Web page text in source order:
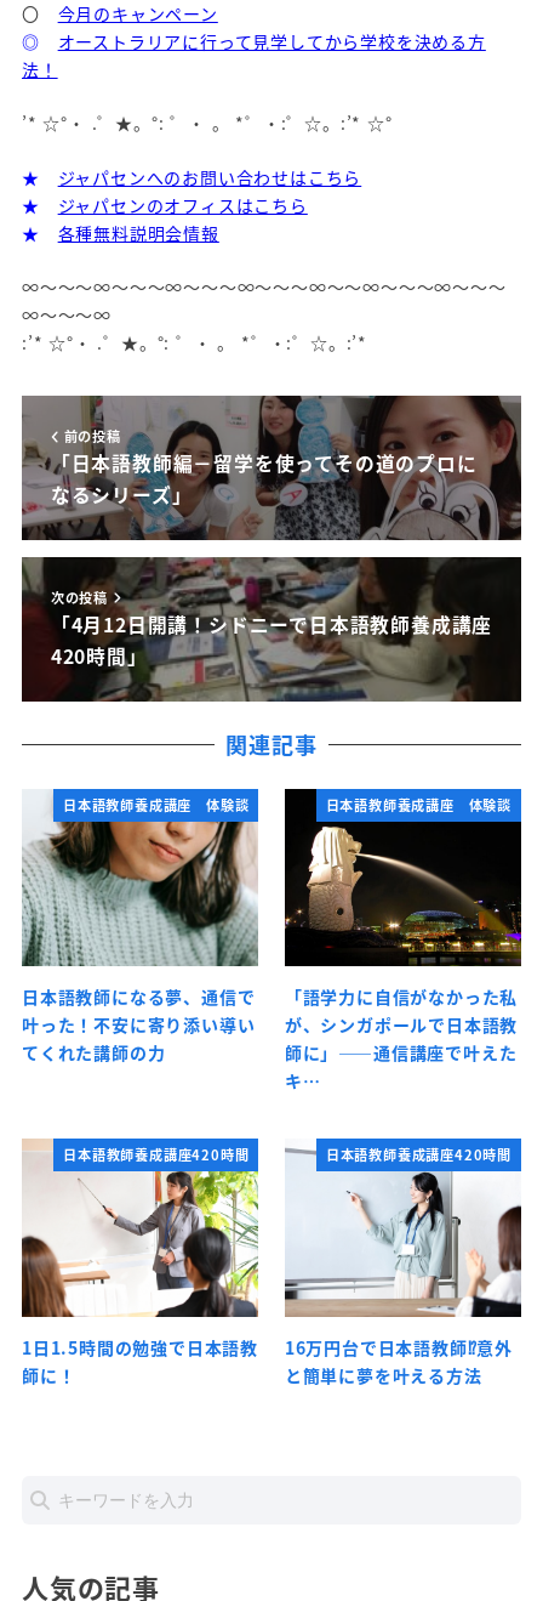
〇 今月のキャンペーン
◎
オーストラリアに行って見学してから学校を決める方
法！
’* ☆°・ .゜★。°: ゜・ 。 *゜・:゜☆。:’* ☆°
★
ジャパセンへのお問い合わせはこちら
★
ジャパセンのオフィスはこちら
★
各種無料説明会情報
∞～～～∞～～～∞～～～∞～～～∞～～∞～～～∞～～～
∞～～～∞
:’* ☆°・ .゜★。°: ゜・ 。 *゜・:゜☆。:’*
前の投稿
「日本語教師編－留学を使ってその道のプロに
なるシリーズ」
次の投稿
「4月12日開講！シドニーで日本語教師養成講座
420時間」
関連記事
日本語教師養成講座 体験談
日本語教師になる夢、通信で
叶った！不安に寄り添い導い
てくれた講師の力
日本語教師養成講座 体験談
「語学力に自信がなかった私
が、シンガポールで日本語教
師に」――通信講座で叶えた
キ…
日本語教師養成講座420時間
1日1.5時間の勉強で日本語教
師に！
日本語教師養成講座420時間
16万円台で日本語教師⁉意外
と簡単に夢を叶える方法
人気の記事